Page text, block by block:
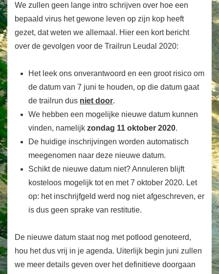
We zullen geen lange intro schrijven over hoe een
bepaald virus het gewone leven op zijn kop heeft
gezet, dat weten we allemaal. Hier een kort bericht
over de gevolgen voor de Trailrun Leudal 2020:
Het leek ons onverantwoord en een groot risico om
de datum van 7 juni te houden, op die datum gaat
de trailrun dus niet door.
We hebben een mogelijke nieuwe datum kunnen
vinden, namelijk zondag 11 oktober 2020.
De huidige inschrijvingen worden automatisch
meegenomen naar deze nieuwe datum.
Schikt de nieuwe datum niet? Annuleren blijft
kosteloos mogelijk tot en met 7 oktober 2020. Let
op: het inschrijfgeld werd nog niet afgeschreven, er
is dus geen sprake van restitutie.
De nieuwe datum staat nog met potlood genoteerd,
hou het dus vrij in je agenda. Uiterlijk begin juni zullen
we meer details geven over het definitieve doorgaan